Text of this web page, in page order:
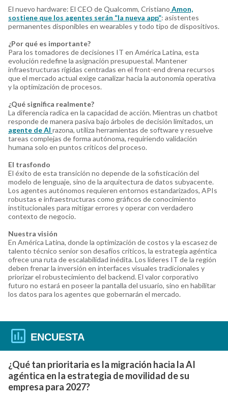
El nuevo hardware: El CEO de Qualcomm, Cristiano Amon,
sostiene que los agentes serán “la nueva app”: asistentes
permanentes disponibles en wearables y todo tipo de dispositivos.
¿Por qué es importante?
Para los tomadores de decisiones IT en América Latina, esta
evolución redefine la asignación presupuestal. Mantener
infraestructuras rígidas centradas en el front-end drena recursos
que el mercado actual exige canalizar hacia la autonomía operativa
y la optimización de procesos.
¿Qué significa realmente?
La diferencia radica en la capacidad de acción. Mientras un chatbot
responde de manera pasiva bajo árboles de decisión limitados, un
agente de AI razona, utiliza herramientas de software y resuelve
tareas complejas de forma autónoma, requiriendo validación
humana solo en puntos críticos del proceso.
El trasfondo
El éxito de esta transición no depende de la sofisticación del
modelo de lenguaje, sino de la arquitectura de datos subyacente.
Los agentes autónomos requieren entornos estandarizados, APIs
robustas e infraestructuras como gráficos de conocimiento
institucionales para mitigar errores y operar con verdadero
contexto de negocio.
Nuestra visión
En América Latina, donde la optimización de costos y la escasez de
talento técnico senior son desafíos críticos, la estrategia agéntica
ofrece una ruta de escalabilidad inédita. Los líderes IT de la región
deben frenar la inversión en interfaces visuales tradicionales y
priorizar el robustecimiento del backend. El valor corporativo
futuro no estará en poseer la pantalla del usuario, sino en habilitar
los datos para los agentes que gobernarán el mercado.
ENCUESTA
¿Qué tan prioritaria es la migración hacia la AI
agéntica en la estrategia de movilidad de su
empresa para 2027?